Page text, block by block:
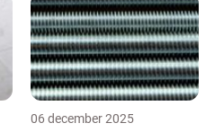
06 december 2025